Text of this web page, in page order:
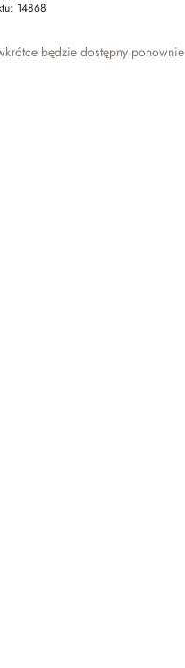
14868
będzie dostępny ponownie